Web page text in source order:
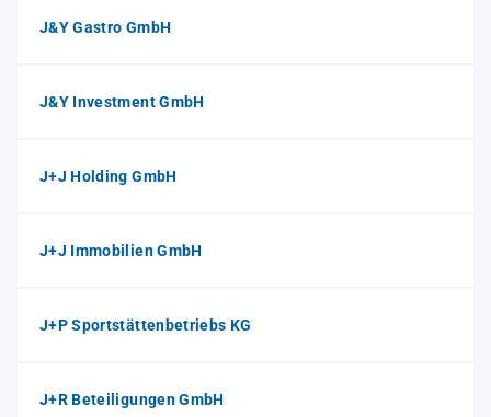
J&Y Gastro GmbH
J&Y Investment GmbH
J+J Holding GmbH
J+J Immobilien GmbH
J+P Sportstättenbetriebs KG
J+R Beteiligungen GmbH